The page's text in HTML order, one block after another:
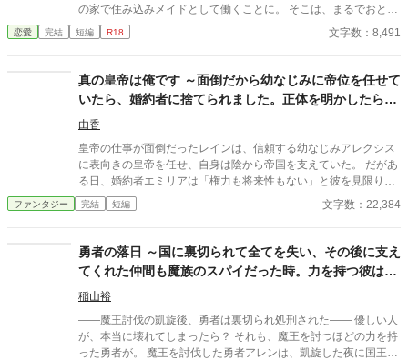
の家で住み込みメイドとして働くことに。 そこは、まるでおとぎ
話に出てきそうな大きな洋館。 でも、そこで待っていたのは、同
じ高校に通うちょっと有名な男の子――完璧だけど性格が超ドS
しかも、彼の命令はちょっと普通じゃない。 「掃除だけじゃダメ
だろ？ ご主人様の癒しも、メイドの大事な仕事だろ？」 手を握
られるたび、耳元で囁かれるたび、心臓がバクバクする。 なの
に、ひなたの体はどんどん反応してしまって…。 怒ったり照れた
りしながらも、次第に蓮に惹かれていくひなた。 だけど、彼には
まだ知られていない秘密があって―― 「…ほんとは、ずっと前か
ら、私…」 ただのメイドなんかじゃ終わりたくない。 恋と欲望が
交差する、ちょっぴり危険な主従ラブストーリー。
恋愛 完結 短編 R18 文字数：8,491
真の皇帝は俺です ～面倒だから幼なじみに帝位を任せて
いたら、婚約者に捨てられました。正体を明かしたら全
員後悔してももう遅い～
由香
皇帝の仕事が面倒だったレインは、信頼する幼なじみアレクシス
に表向きの皇帝を任せ、自身は陰から帝国を支えていた。 だがあ
る日、婚約者エミリアは「権力も将来性もない」と彼を見限り婚
約破棄を宣言する。 しかし彼女は知らなかった。 帝国を動かして
いた真の支配者が誰なのかを。 これは全てを持ちながら隠してい
ファンタジー 完結 短編 文字数：22,384
勇者の落日 ～国に裏切られて全てを失い、その後に支え
てくれた仲間も魔族のスパイだった時。力を持つ彼は人
でいられるのか～
稲山裕
――魔王討伐の凱旋後、勇者は裏切られ処刑された―― 優しい人
が、本当に壊れてしまったら？ それも、魔王を討つほどの力を持
った勇者が。 魔王を討伐した勇者アレンは、凱旋した夜に国王か